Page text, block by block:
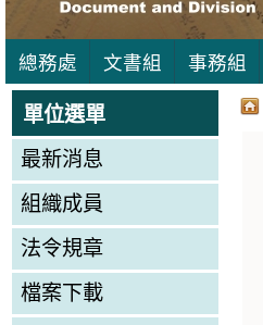
總務處 文書組 事務組
單位選單
最新消息
組織成員
法令規章
檔案下載